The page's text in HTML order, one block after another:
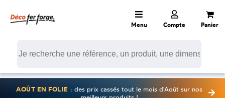
Menu Compte Panier
AOÛT EN FOLIE : des prix cassés tout le mois d'Août sur nos